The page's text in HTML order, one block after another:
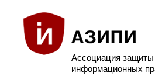
Ассоциация защиты
информационных